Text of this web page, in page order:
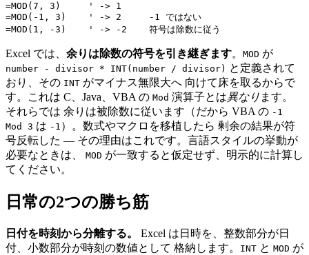
=MOD(7, 3)     ' -> 1
=MOD(-1, 3)    ' -> 2     -1 ではない
Excel では、 余りは除数の符号を引き継ぎます。 MOD が
number - divisor * INT(number / divisor) と定義されて
おり、その INT がマイナス無限大へ 向けて床を取るからで
す。これは C、Java、VBA の Mod 演算子とは異なり ます。
それらでは 余りは被除数に従います（だから VBA の -1
Mod 3 は -1 ）。数式やマクロを移植したら 剰余の結果が符
号反転した — その理由はこれです。言語スタイルの挙動が
必要なときは、 MOD が一致すると仮定せず、明示的に計算し
てください。
日常の2つの勝ち筋
日付を時刻から分離する。
Excel は日時を、整数部分が日
付、小数部分が時刻の数値として 格納します。
INT と MOD が